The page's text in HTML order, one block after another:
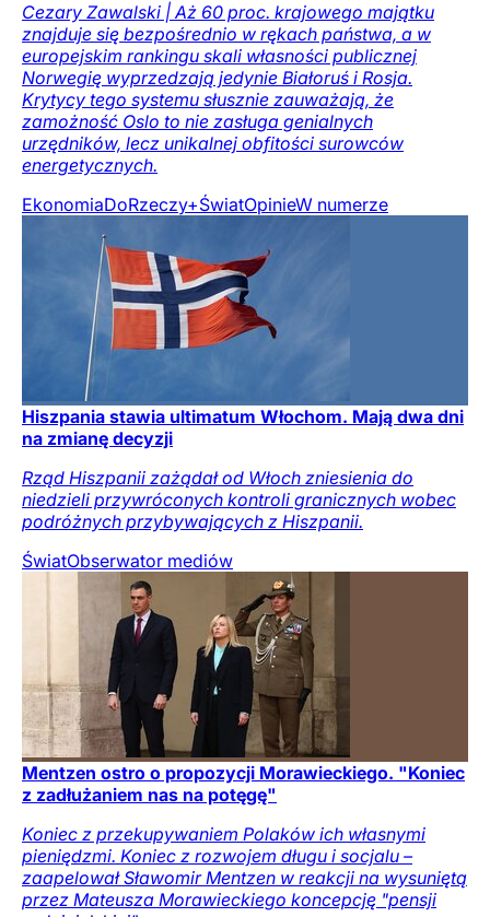
Cezary Zawalski | Aż 60 proc. krajowego majątku
znajduje się bezpośrednio w rękach państwa, a w
europejskim rankingu skali własności publicznej
Norwegię wyprzedzają jedynie Białoruś i Rosja.
Krytycy tego systemu słusznie zauważają, że
zamożność Oslo to nie zasługa genialnych
urzędników, lecz unikalnej obfitości surowców
energetycznych.
EkonomiaDoRzeczy+ŚwiatOpinieW numerze
Hiszpania stawia ultimatum Włochom. Mają dwa dni
na zmianę decyzji
Rząd Hiszpanii zażądał od Włoch zniesienia do
niedzieli przywróconych kontroli granicznych wobec
podróżnych przybywających z Hiszpanii.
ŚwiatObserwator mediów
Mentzen ostro o propozycji Morawieckiego. "Koniec
z zadłużaniem nas na potęgę"
Koniec z przekupywaniem Polaków ich własnymi
pieniędzmi. Koniec z rozwojem długu i socjalu –
zaapelował Sławomir Mentzen w reakcji na wysuniętą
przez Mateusza Morawieckiego koncepcję "pensji